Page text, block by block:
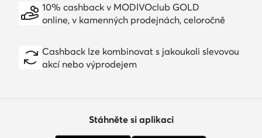
10% cashback v MODIVOclub GOLD
online, v kamenných prodejnách, celoročně
Cashback lze kombinovat s jakoukoli slevovou
akcí nebo výprodejem
Stáhněte si aplikaci